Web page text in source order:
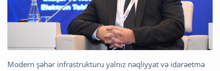
Modern şəhər infrastrukturu yalnız nəqliyyat və idarəetmə